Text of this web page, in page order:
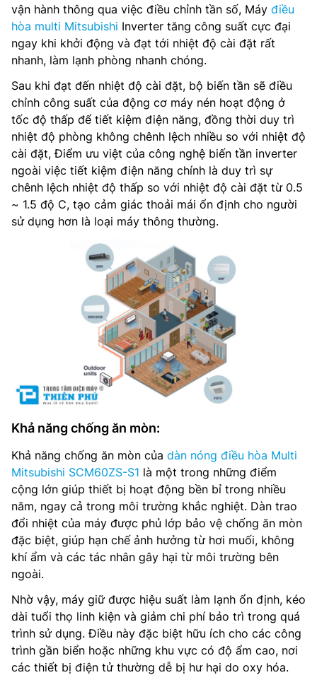
vận hành thông qua việc điều chỉnh tần số, Máy điều
hòa multi Mitsubishi Inverter tăng công suất cực đại
ngay khi khởi động và đạt tới nhiệt độ cài đặt rất
nhanh, làm lạnh phòng nhanh chóng.
Sau khi đạt đến nhiệt độ cài đặt, bộ biến tần sẽ điều
chỉnh công suất của động cơ máy nén hoạt động ở
tốc độ thấp để tiết kiệm điện năng, đồng thời duy trì
nhiệt độ phòng không chênh lệch nhiều so với nhiệt độ
cài đặt, Điểm ưu việt của công nghệ biến tần inverter
ngoài việc tiết kiệm điện năng chính là duy trì sự
chênh lệch nhiệt độ thấp so với nhiệt độ cài đặt từ 0.5
~ 1.5 độ C, tạo cảm giác thoải mái ổn định cho người
sử dụng hơn là loại máy thông thường.
Khả năng chống ăn mòn:
Khả năng chống ăn mòn của dàn nóng điều hòa Multi
Mitsubishi SCM60ZS-S1 là một trong những điểm
cộng lớn giúp thiết bị hoạt động bền bỉ trong nhiều
năm, ngay cả trong môi trường khắc nghiệt. Dàn trao
đổi nhiệt của máy được phủ lớp bảo vệ chống ăn mòn
đặc biệt, giúp hạn chế ảnh hưởng từ hơi muối, không
khí ẩm và các tác nhân gây hại từ môi trường bên
ngoài.
Nhờ vậy, máy giữ được hiệu suất làm lạnh ổn định, kéo
dài tuổi thọ linh kiện và giảm chi phí bảo trì trong quá
trình sử dụng. Điều này đặc biệt hữu ích cho các công
trình gần biển hoặc những khu vực có độ ẩm cao, nơi
các thiết bị điện tử thường dễ bị hư hại do oxy hóa.